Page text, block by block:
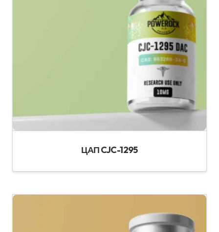
ЦАП CJC-1295